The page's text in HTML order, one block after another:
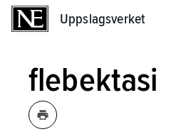
Uppslagsverket
flebektasi